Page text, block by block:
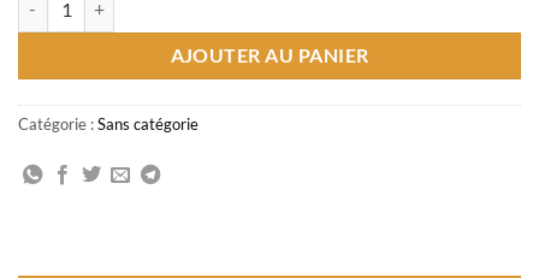
AJOUTER AU PANIER
Catégorie :Sans catégorie